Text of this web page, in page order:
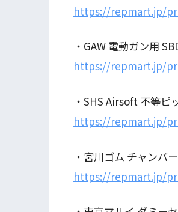
https://repmart.jp/
・GAW 電動ガン用
https://repmart.jp/
・SHS Airsoft 不等
https://repmart.jp/
・宮川ゴム チャンバ
https://repmart.jp/